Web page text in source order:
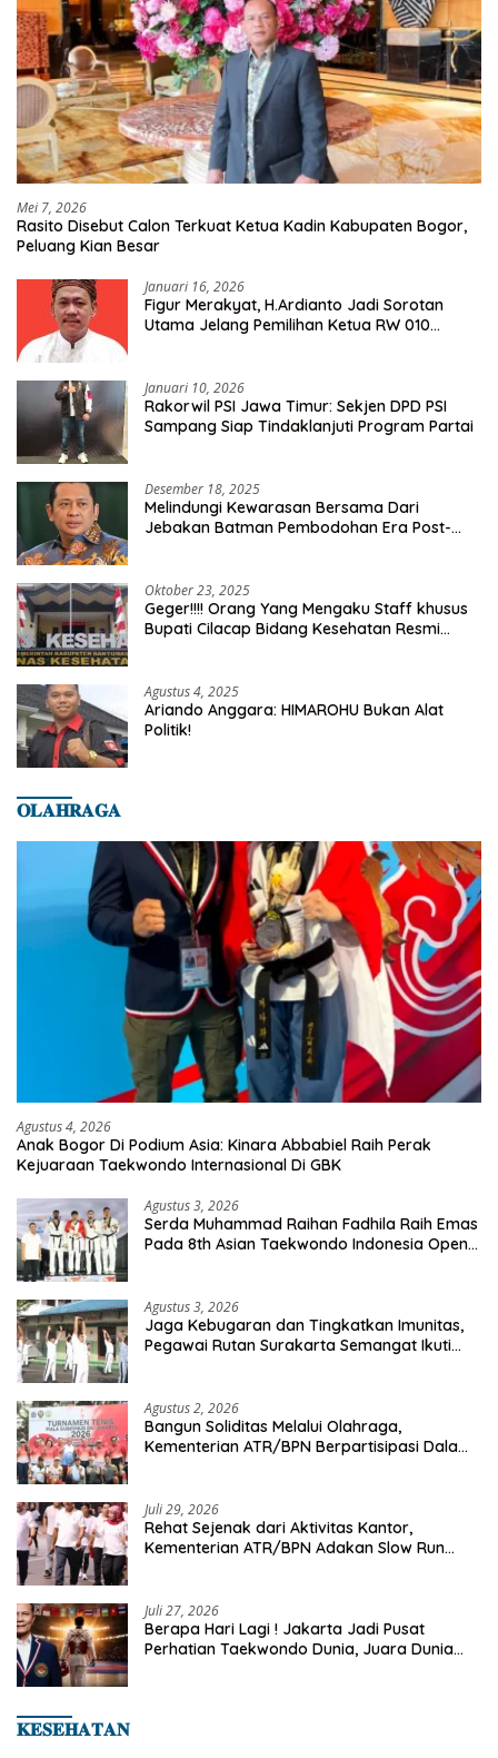
Mei 7, 2026
Rasito Disebut Calon Terkuat Ketua Kadin Kabupaten Bogor,
Peluang Kian Besar
Januari 16, 2026
Figur Merakyat, H.Ardianto Jadi Sorotan
Utama Jelang Pemilihan Ketua RW 010
Januari 10, 2026
Rakorwil PSI Jawa Timur: Sekjen DPD PSI
Sampang Siap Tindaklanjuti Program Partai
Desember 18, 2025
Melindungi Kewarasan Bersama Dari
Jebakan Batman Pembodohan Era Post-
Oktober 23, 2025
Geger!!!! Orang Yang Mengaku Staff khusus
Bupati Cilacap Bidang Kesehatan Resmi
Agustus 4, 2025
Ariando Anggara: HIMAROHU Bukan Alat
Politik!
𝐎𝐋𝐀𝐇𝐑𝐀𝐆𝐀
Agustus 4, 2026
Anak Bogor Di Podium Asia: Kinara Abbabiel Raih Perak
Kejuaraan Taekwondo Internasional Di GBK
Agustus 3, 2026
Serda Muhammad Raihan Fadhila Raih Emas
Pada 8th Asian Taekwondo Indonesia Open
Agustus 3, 2026
Jaga Kebugaran dan Tingkatkan Imunitas,
Pegawai Rutan Surakarta Semangat Ikuti
Agustus 2, 2026
Bangun Soliditas Melalui Olahraga,
Kementerian ATR/BPN Berpartisipasi Dalam
Juli 29, 2026
Rehat Sejenak dari Aktivitas Kantor,
Kementerian ATR/BPN Adakan Slow Run
Juli 27, 2026
Berapa Hari Lagi ! Jakarta Jadi Pusat
Perhatian Taekwondo Dunia, Juara Dunia
𝐊𝐄𝐒𝐄𝐇𝐀𝐓𝐀𝐍